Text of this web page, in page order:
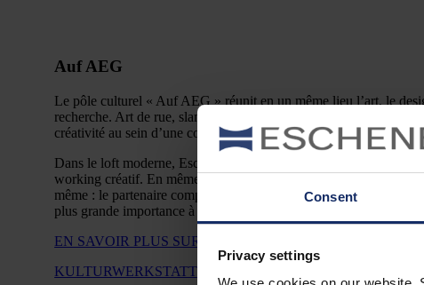
Consent
Privacy settings
Auf AEG
Le pôle culturel « Auf AEG » réunit en un même lieu l’art, le
recherche. Art de rue, slams de poésie, numérisation – le site AEG
créativité au sein d’une communauté vivante.
Dans le loft moderne, Eschenbach Optik ouvre une nouvelle voie
working créatif. En même temps, l’entreprise plus que centenaire
même : le partenaire compétent en matière d’optique ophtalmique
plus grande importance à la fiabilité et au service.
EN SAVOIR PLUS SUR « AUF AEG »
KULTURWERKSTATT AUF AEG (INSTAGRAM)